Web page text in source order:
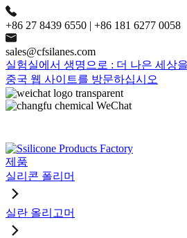
+86 27 8439 6550 | +86 181 6277 0058
sales@cfsilanes.com
실험실에서 생명으로 : 더 나은 세상
중국 웹 사이트를 방문하십시오
제품
실리콘 폴리머
실란 올리고머